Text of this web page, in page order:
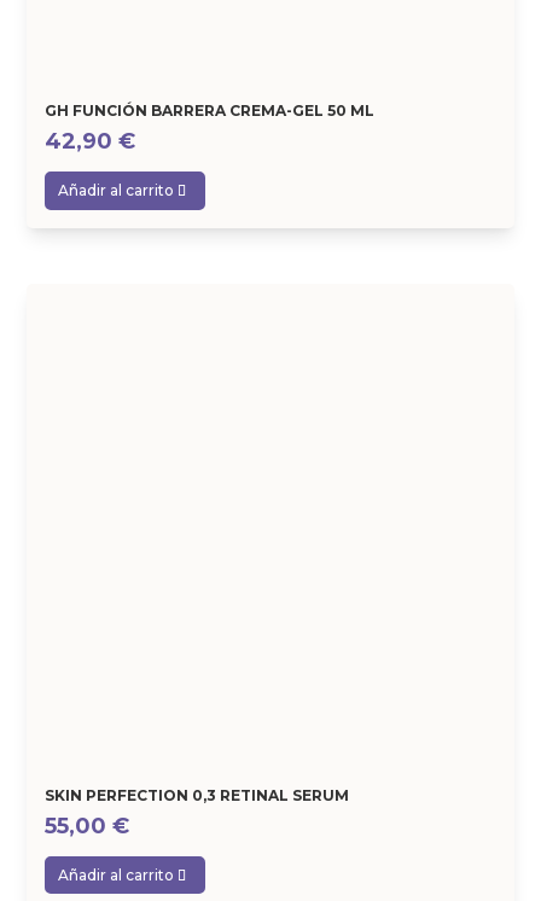
GH FUNCIÓN BARRERA CREMA-GEL 50 ML
42,90€
Añadir al carrito
SKIN PERFECTION 0,3 RETINAL SERUM
55,00€
Añadir al carrito